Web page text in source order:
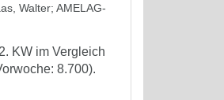
Walter; AMELAG-
KW im Vergleich
8.700).